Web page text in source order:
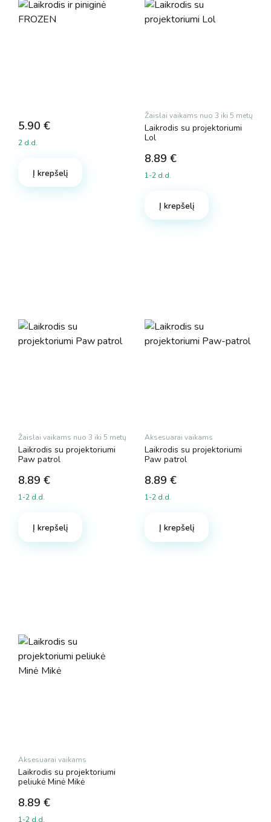
5.90 €
2 d.d.
Į krepšelį
Žaislai vaikams nuo 3 iki 5 metų
Laikrodis su projektoriumi
Lol
8.89 €
1-2 d.d.
Į krepšelį
Žaislai vaikams nuo 3 iki 5 metų
Laikrodis su projektoriumi
Paw patrol
8.89 €
1-2 d.d.
Į krepšelį
Aksesuarai vaikams
Laikrodis su projektoriumi
Paw patrol
8.89 €
1-2 d.d.
Į krepšelį
Aksesuarai vaikams
Laikrodis su projektoriumi
peliukė Minė Mikė
8.89 €
1-2 d.d.